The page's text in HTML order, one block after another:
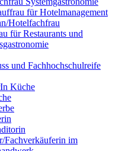
für Hotelmanagement
Hotelfachfrau
für Restaurants und
und Fachhochschulreife
Küche
Fachverkäuferin im